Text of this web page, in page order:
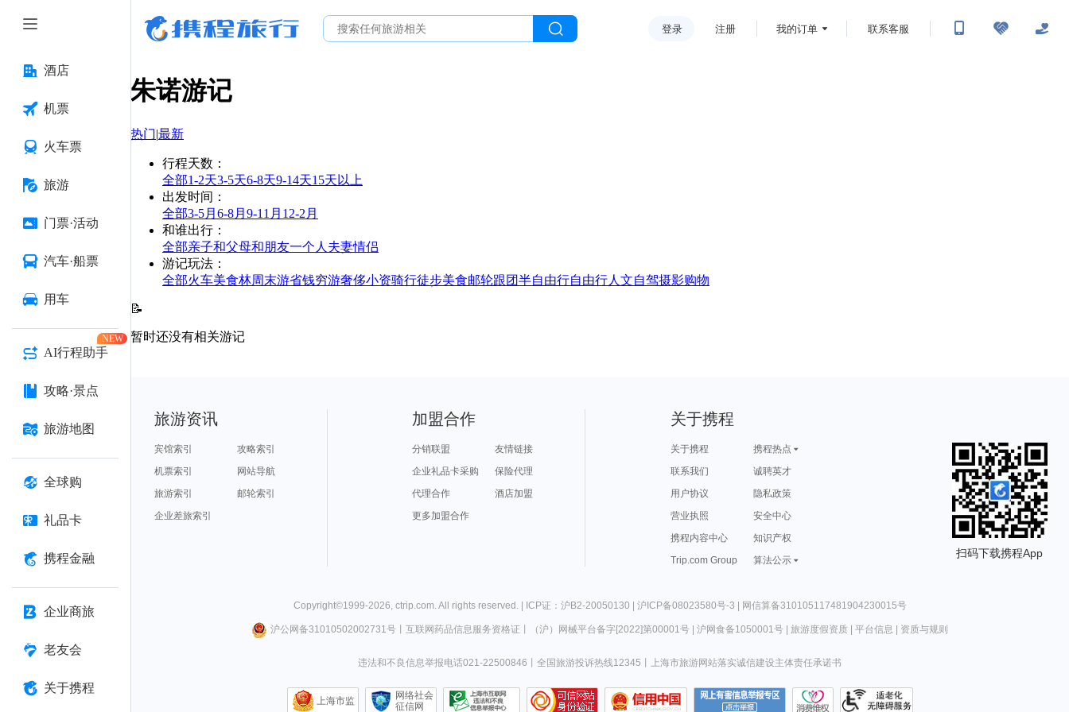
酒店
机票
火车票
旅游
门票·活动
汽车·船票
用车
AI行程助手
NEW
攻略·景点
旅游地图
全球购
礼品卡
携程金融
企业商旅
老友会
关于携程
登录 注册 我的订单 联系客服
朱诺游记
热门|最新
行程天数 ：
全部1-2天3-5天6-8天9-14天15天以上
出发时间 ：
全部3-5月 6-8月 9-11月 12-2月
和谁出行 ：
全部亲子和父母和朋友一个人 夫妻情侣
游记玩法 ：
全部火车美食林周末游省钱穷游奢侈小资骑行徒步美食邮轮跟团半自由行自由行人文自驾摄影购物
📝
暂时还没有相关游记
旅游资讯
宾馆索引
攻略索引
机票索引
网站导航
旅游索引
邮轮索引
企业差旅索引
加盟合作
分销联盟
友情链接
企业礼品卡采购
保险代理
代理合作
酒店加盟
更多加盟合作
关于携程
关于携程
携程热点
联系我们
诚聘英才
用户协议
隐私政策
营业执照
安全中心
携程内容中心
知识产权
Trip.com Group
算法公示
扫码下载携程App
Copyright©1999-2026, ctrip.com. All rights reserved. | ICP证：沪B2-20050130 | 沪ICP备08023580号-3 | 网信算备310105117481904230015号
沪公网备31010502002731号丨 互联网药品信息服务资格证 （沪）网械平台备字[2022]第00001号| 沪网食备1050001号| 旅游度假资质| 平台信息 资质与规则
违法和不良信息举报电话021-22500846 全国旅游投诉热线12345 上海市旅游网站落实诚信建设主体责任承诺书
上海市监
网络社会
征信网